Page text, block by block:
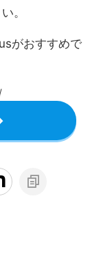
。
がおすすめで